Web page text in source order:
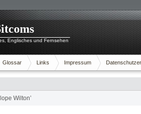
Englisches und Fernsehen
Glossar Links Impressum
Wilton’